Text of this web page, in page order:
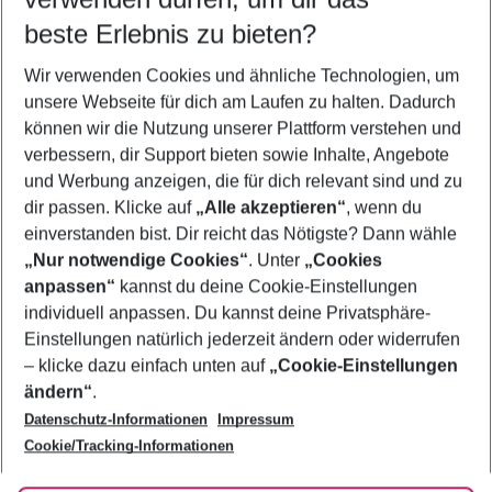
5-8 Nächte
2 Erwachsene Keine Kinder
Mehr Filter anzeigen
Footer
Footer navigation
Über uns
AGB
Bestpreisgarantie
Cookie-Einstellungen ändern
Cookie-Richtlinie
Agenturbetreuung
Barrierefreies Reisen
Folge uns
beste Erlebnis zu bieten?
Wir verwenden Cookies und ähnliche Technologien, um
unsere Webseite für dich am Laufen zu halten. Dadurch
können wir die Nutzung unserer Plattform verstehen und
verbessern, dir Support bieten sowie Inhalte, Angebote
und Werbung anzeigen, die für dich relevant sind und zu
dir passen. Klicke auf „Alle akzeptieren“, wenn du
einverstanden bist. Dir reicht das Nötigste? Dann wähle
„Nur notwendige Cookies“. Unter „Cookies
anpassen“ kannst du deine Cookie-Einstellungen
individuell anpassen. Du kannst deine Privatsphäre-
Einstellungen natürlich jederzeit ändern oder widerrufen
– klicke dazu einfach unten auf „Cookie-Einstellungen
ändern“.
Datenschutz-Informationen
Impressum
Cookie/Tracking-Informationen